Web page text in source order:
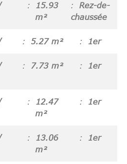
15.93
m²
Rez-de-
chaussée
5.27 m² 1er
7.73 m² 1er
12.47
m²
1er
13.06
m²
1er